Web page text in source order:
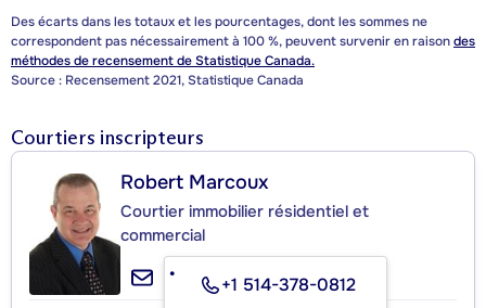
Des écarts dans les totaux et les pourcentages, dont les sommes ne
correspondent pas nécessairement à 100 %, peuvent survenir en raisondes
méthodes de recensement de Statistique Canada.
Source : Recensement 2021, Statistique Canada
Courtiers inscripteurs
Robert Marcoux
Courtier immobilier résidentiel et
commercial
+1 514-378-0812